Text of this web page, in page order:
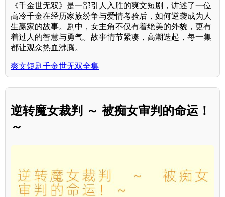
《千金世无双》是一部引人入胜的爽文短剧，讲述了一位
高冷千金在经历家族纷争与爱情考验后，如何逆袭成为人
生赢家的故事。剧中，女主角不仅有着绝美的外貌，更有
着过人的智慧与勇气。故事情节紧凑，高潮迭起，每一集
都让观众热血沸腾。
爽文短剧千金世无双全集
逆转魔女裁判 ～ 被痴女审判的命运！
～